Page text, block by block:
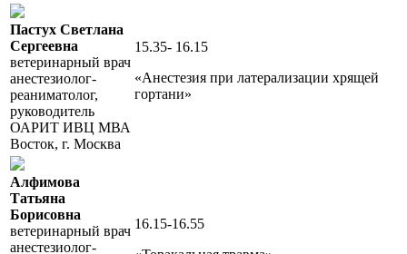
Пастух Светлана
Сергеевна
ветеринарный врач
анестезиолог-
реаниматолог,
руководитель
ОАРИТ ИВЦ МВА
Восток, г. Москва
15.35- 16.15
«Анестезия при латерализации хрящей
гортани»
Алфимова
Татьяна
Борисовна
ветеринарный врач
анестезиолог-
16.15-16.55